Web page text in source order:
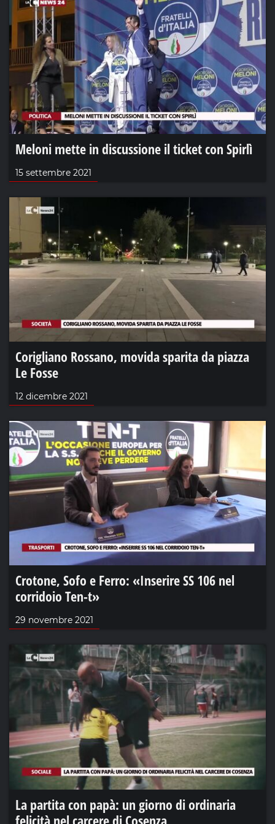
Meloni mette in discussione il ticket con Spirlì
15 settembre 2021
Corigliano Rossano, movida sparita da piazza
Le Fosse
12 dicembre 2021
Crotone, Sofo e Ferro: «Inserire SS 106 nel
corridoio Ten-t»
29 novembre 2021
La partita con papà: un giorno di ordinaria
felicità nel carcere di Cosenza